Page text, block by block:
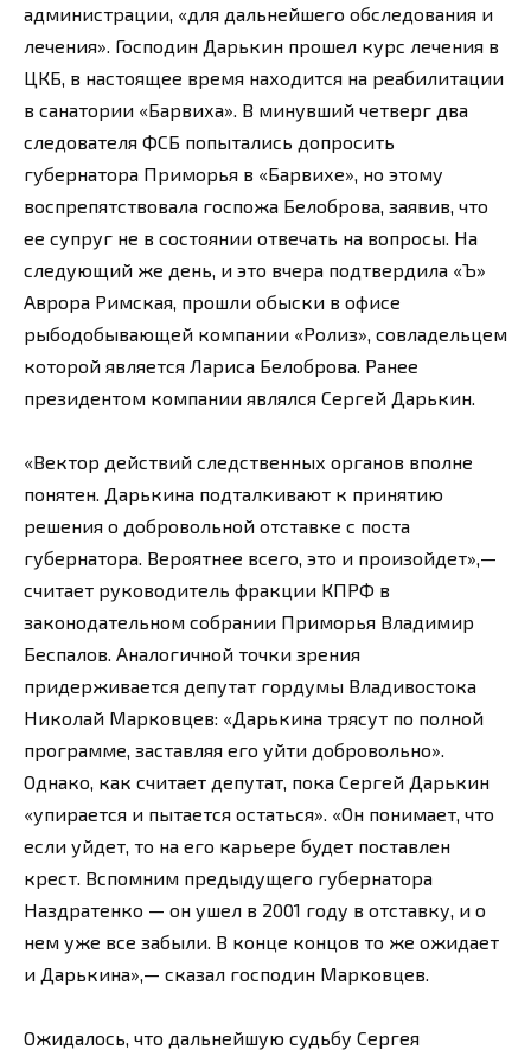
администрации, «для дальнейшего обследования и
лечения». Господин Дарькин прошел курс лечения в
ЦКБ, в настоящее время находится на реабилитации
в санатории «Барвиха». В минувший четверг два
следователя ФСБ попытались допросить
губернатора Приморья в «Барвихе», но этому
воспрепятствовала госпожа Белоброва, заявив, что
ее супруг не в состоянии отвечать на вопросы. На
следующий же день, и это вчера подтвердила «Ъ»
Аврора Римская, прошли обыски в офисе
рыбодобывающей компании «Ролиз», совладельцем
которой является Лариса Белоброва. Ранее
президентом компании являлся Сергей Дарькин.
«Вектор действий следственных органов вполне
понятен. Дарькина подталкивают к принятию
решения о добровольной отставке с поста
губернатора. Вероятнее всего, это и произойдет»,—
считает руководитель фракции КПРФ в
законодательном собрании Приморья Владимир
Беспалов. Аналогичной точки зрения
придерживается депутат гордумы Владивостока
Николай Марковцев: «Дарькина трясут по полной
программе, заставляя его уйти добровольно».
Однако, как считает депутат, пока Сергей Дарькин
«упирается и пытается остаться». «Он понимает, что
если уйдет, то на его карьере будет поставлен
крест. Вспомним предыдущего губернатора
Наздратенко — он ушел в 2001 году в отставку, и о
нем уже все забыли. В конце концов то же ожидает
и Дарькина»,— сказал господин Марковцев.
Ожидалось, что дальнейшую судьбу Сергея